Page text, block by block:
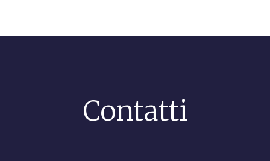
Contatti